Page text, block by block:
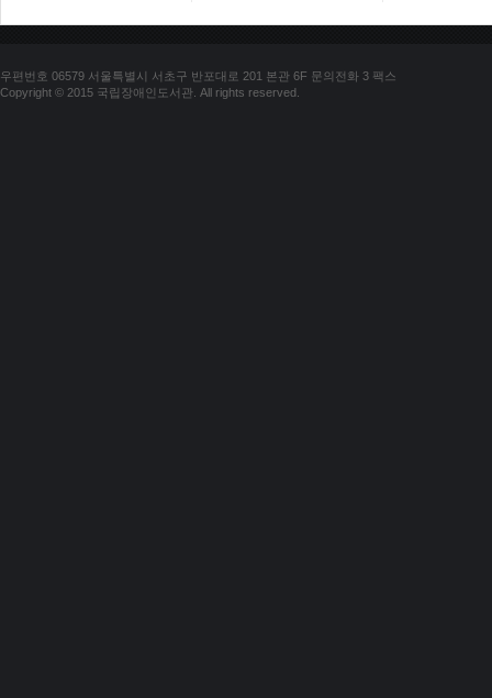
우편번호 06579 서울특별시 서초구 반포대로 201 본관 6F 문의전화 3 팩스
Copyright © 2015 국립장애인도서관. All rights reserved.